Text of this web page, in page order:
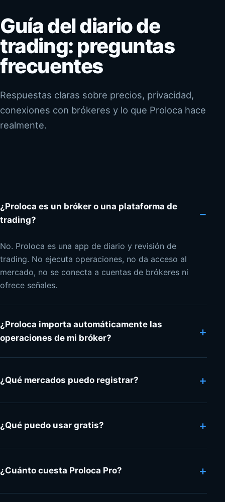
Guía del diario de
trading: preguntas
frecuentes
Respuestas claras sobre precios, privacidad,
conexiones con brókeres y lo que Proloca hace
realmente.
¿Proloca es un bróker o una plataforma de
trading?
−
No. Proloca es una app de diario y revisión de
trading. No ejecuta operaciones, no da acceso al
mercado, no se conecta a cuentas de brókeres ni
ofrece señales.
¿Proloca importa automáticamente las
operaciones de mi bróker?
+
¿Qué mercados puedo registrar? +
¿Qué puedo usar gratis? +
¿Cuánto cuesta Proloca Pro? +